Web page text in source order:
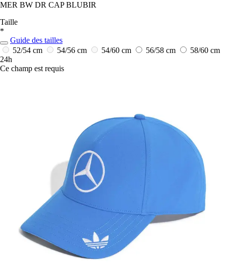
MER BW DR CAP BLUBIR
Taille
*
Guide des tailles
52/54 cm
54/56 cm 54/60 cm 56/58 cm
58/60 cm
24h
Ce champ est requis